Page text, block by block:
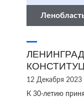
12 Декабря 2023
К 30-летию